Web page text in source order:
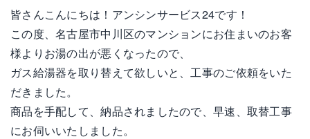
皆さんこんにちは！アンシンサービス24です！
この度、名古屋市中川区のマンションにお住まいのお客
様よりお湯の出が悪くなったので、
ガス給湯器を取り替えて欲しいと、工事のご依頼をいた
だきました。
商品を手配して、納品されましたので、早速、取替工事
にお伺いいたしました。